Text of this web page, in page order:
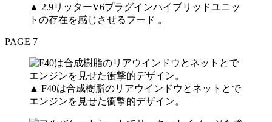
▲ 2.9リッターV6プラグインハイブリッドユニッ
トの存在を感じさせるフード 。
PAGE 7
▲ F40は合成樹脂のリアウインドウとネットとで
エンジンを見せた衝撃的デザイン。